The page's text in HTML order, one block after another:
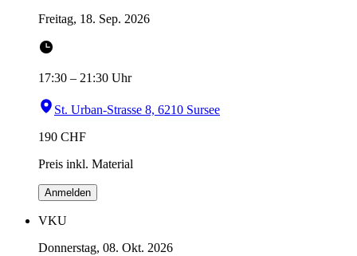
Freitag, 18. Sep. 2026
17:30 – 21:30 Uhr
St. Urban-Strasse 8, 6210 Sursee
190 CHF
Preis inkl. Material
Anmelden
VKU
Donnerstag, 08. Okt. 2026